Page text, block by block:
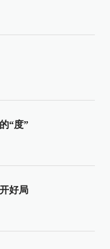
“度”
好局